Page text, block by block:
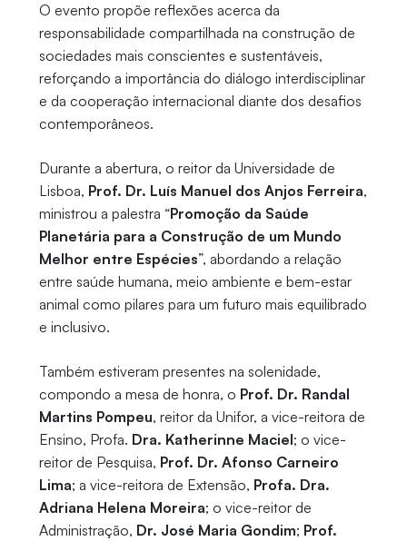
O evento propõe reflexões acerca da
responsabilidade compartilhada na construção de
sociedades mais conscientes e sustentáveis,
reforçando a importância do diálogo interdisciplinar
e da cooperação internacional diante dos desafios
contemporâneos.
Durante a abertura, o reitor da Universidade de
Lisboa, Prof. Dr. Luís Manuel dos Anjos Ferreira,
ministrou a palestra “Promoção da Saúde
Planetária para a Construção de um Mundo
Melhor entre Espécies”, abordando a relação
entre saúde humana, meio ambiente e bem-estar
animal como pilares para um futuro mais equilibrado
e inclusivo.
Também estiveram presentes na solenidade,
compondo a mesa de honra, o Prof. Dr. Randal
Martins Pompeu, reitor da Unifor, a vice-reitora de
Ensino, Profa. Dra. Katherinne Maciel; o vice-
reitor de Pesquisa, Prof. Dr. Afonso Carneiro
Lima; a vice-reitora de Extensão, Profa. Dra.
Adriana Helena Moreira; o vice-reitor de
Administração, Dr. José Maria Gondim; Prof.